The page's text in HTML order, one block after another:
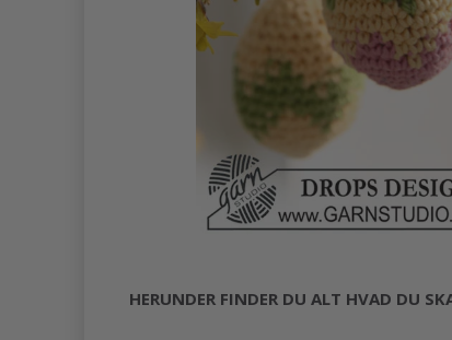
HERUNDER FINDER DU ALT HVAD DU